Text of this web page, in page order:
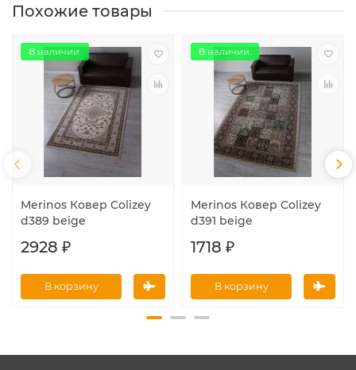
Похожие товары
В наличии.
Merinos Ковер Colizey
d389 beige
2928 ₽
В корзину
В наличии.
Merinos Ковер Colizey
d391 beige
1718 ₽
В корзину